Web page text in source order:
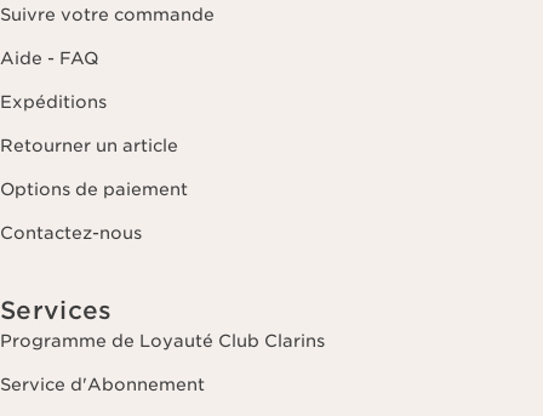
Suivre votre commande
Aide - FAQ
Expéditions
Retourner un article
Options de paiement
Contactez-nous
Services
Programme de Loyauté Club Clarins
Service d'Abonnement